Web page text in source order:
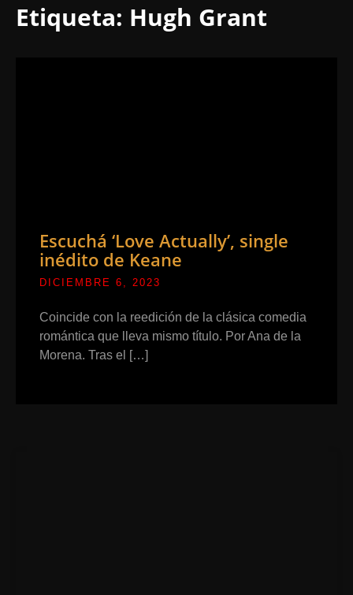
Etiqueta: Hugh Grant
Escuchá ‘Love Actually’, single
inédito de Keane
DICIEMBRE 6, 2023
Coincide con la reedición de la clásica comedia
romántica que lleva mismo título. Por Ana de la
Morena. Tras el […]